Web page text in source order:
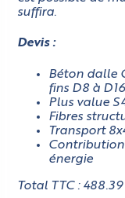
au
3 mètres
Oui
Mesurez précisément la
suffira.
Devis :
Béton dalle
fins D8 à
Plus value
Fibres
Transport
énergie
Total TTC :